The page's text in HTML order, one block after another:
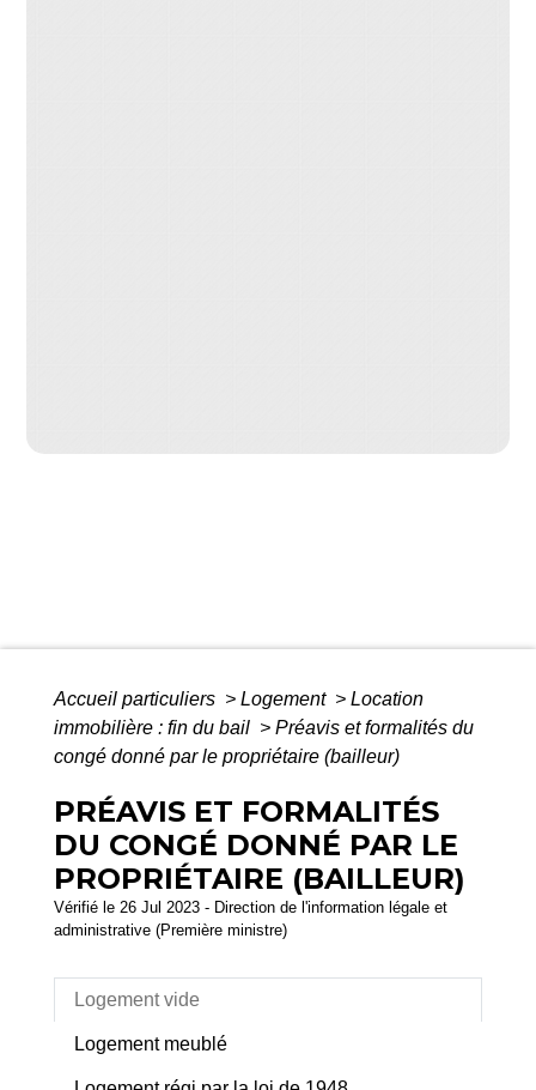
Accueil particuliers > Logement > Location
immobilière : fin du bail > Préavis et formalités du
congé donné par le propriétaire (bailleur)
PRÉAVIS ET FORMALITÉS
DU CONGÉ DONNÉ PAR LE
PROPRIÉTAIRE (BAILLEUR)
Vérifié le 26 Jul 2023 - Direction de l'information légale et
administrative (Première ministre)
Logement vide
Logement meublé